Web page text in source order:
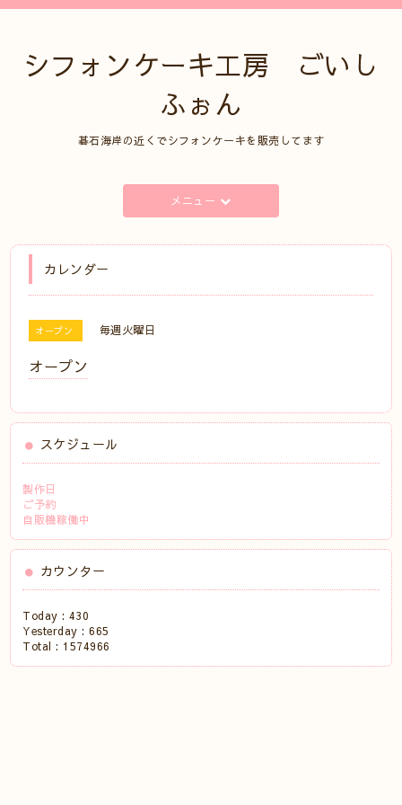
シフォンケーキ工房 ごいし
ふぉん
碁石海岸の近くでシフォンケーキを販売してます
メニュー
カレンダー
オープン 毎週火曜日
オープン
スケジュール
製作日
ご予約
自販機稼働中
カウンター
Today :430
Yesterday :665
Total : 1574966